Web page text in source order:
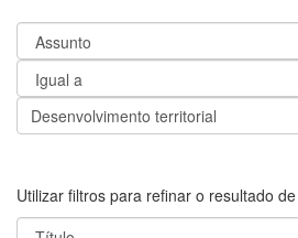
Utilizar filtros para refinar o resultado